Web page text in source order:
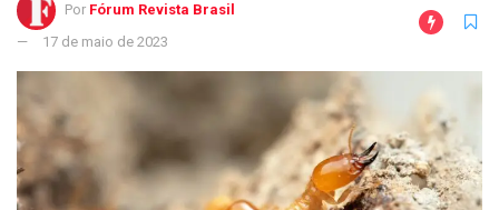
Por Fórum Revista Brasil
17 de maio de 2023